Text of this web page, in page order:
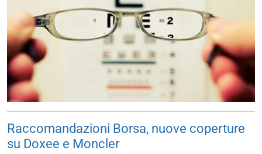
Raccomandazioni Borsa, nuove coperture
su Doxee e Moncler